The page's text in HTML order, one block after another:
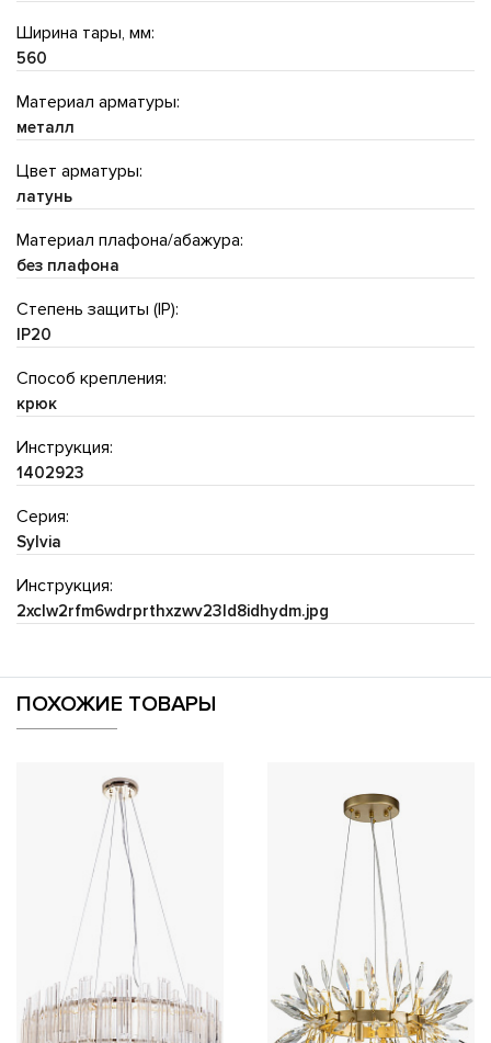
Ширина тары, мм:
560
Материал арматуры:
металл
Цвет арматуры:
латунь
Материал плафона/абажура:
без плафона
Степень защиты (IP):
IP20
Способ крепления:
крюк
Инструкция:
1402923
Серия:
Sylvia
Инструкция:
2xclw2rfm6wdrprthxzwv23ld8idhydm.jpg
ПОХОЖИЕ ТОВАРЫ